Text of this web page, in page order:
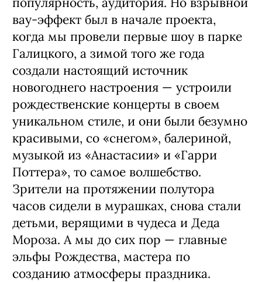
вау-эффект был в начале проекта,
когда мы провели первые шоу в парке
Галицкого, а зимой того же года
создали настоящий источник
новогоднего настроения — устроили
рождественские концерты в своем
уникальном стиле, и они были безумно
красивыми, со «снегом», балериной,
музыкой из «Анастасии» и «Гарри
Поттера», то самое волшебство.
Зрители на протяжении полутора
часов сидели в мурашках, снова стали
детьми, верящими в чудеса и Деда
Мороза. А мы до сих пор — главные
эльфы Рождества, мастера по
созданию атмосферы праздника.